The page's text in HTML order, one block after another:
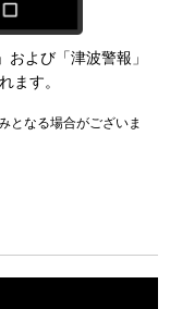
よび「津波警報」
ます。
となる場合がございま